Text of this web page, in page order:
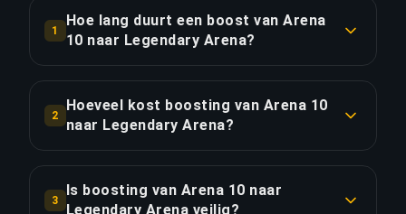
1
Hoe lang duurt een boost van Arena
10 naar Legendary Arena?
duurt doorgaans 2-3 dagen. Met Priority Order is
de levering ongeveer 25% sneller.
2
Hoeveel kost boosting van Arena 10
naar Legendary Arena?
begint bij €484.33 voor de standaardoptie.
Priority Order kost €581.20, en het Full Package
3
Is boosting van Arena 10 naar
Legendary Arena veilig?